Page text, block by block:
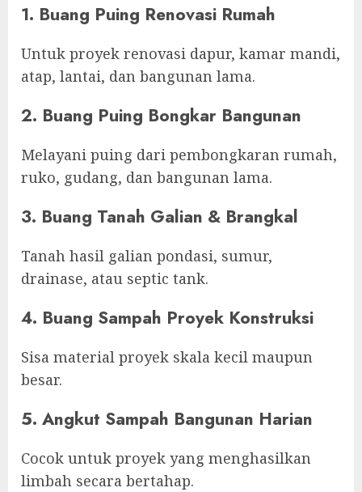
1. Buang Puing Renovasi Rumah
Untuk proyek renovasi dapur, kamar mandi,
atap, lantai, dan bangunan lama.
2. Buang Puing Bongkar Bangunan
Melayani puing dari pembongkaran rumah,
ruko, gudang, dan bangunan lama.
3. Buang Tanah Galian & Brangkal
Tanah hasil galian pondasi, sumur,
drainase, atau septic tank.
4. Buang Sampah Proyek Konstruksi
Sisa material proyek skala kecil maupun
besar.
5. Angkut Sampah Bangunan Harian
Cocok untuk proyek yang menghasilkan
limbah secara bertahap.